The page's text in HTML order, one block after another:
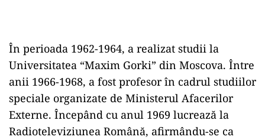
În perioada 1962-1964, a realizat studii la
Universitatea “Maxim Gorki” din Moscova. Între
anii 1966-1968, a fost profesor în cadrul studiilor
speciale organizate de Ministerul Afacerilor
Externe. Începând cu anul 1969 lucrează la
Radioteleviziunea Română, afirmându-se ca